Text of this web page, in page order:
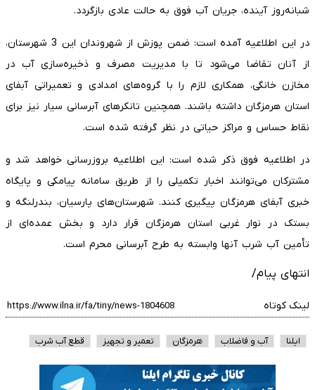
شبانه‌روز آینده، جریان آب فوق به حالت عادی بازگردد.
در این اطلاعیه آمده است: ضمن پوزش از شهروندان این 3 شهرستان،
از آنان تقاضا می‌شود تا با مدیریت مصرف و ذخیره‌سازی آب در
مخازن خانگی، همکاری لازم را با گروه‌های امدادی و تعمیراتی آبفای
استان هرمزگان داشته باشند. همچنین تانکرهای آبرسانی سیار نیز برای
نقاط حساس و مراکز حیاتی در نظر گرفته شده است.
در اطلاعیه فوق ذکر شده است: این اطلاعیه بروزرسانی خواهد شد و
مشترکان می‌توانند اخبار تکمیلی را از طریق سامانه پیامکی و پایگاه
خبری آبفای هرمزگان پیگیری کنند. شهرستان‌های پارسیان، بندرلنگه و
بستک در نوار غربی استان هرمزگان قرار دارد و بخش عمده‌ای از
تأمین آب شرب آنها وابسته به طرح آبرسانی محرم است.
انتهای پیام/
لینک کوتاه
ایلنا آب و فاضلاب هرمزگان تعمیر و تجهیز قطع آب شرب